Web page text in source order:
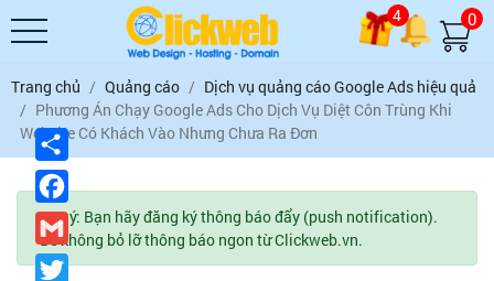
4 0
Trang chủ Quảng cáo
Dịch vụ quảng cáo Google Ads hiệu quả
Phương Án Chạy Google Ads Cho Dịch Vụ Diệt Côn Trùng Khi
Website Có Khách Vào Nhưng Chưa Ra Đơn
Lưu ý: Bạn hãy đăng ký thông báo đẩy (push notification).
Để không bỏ lỡ thông báo ngon từ Clickweb.vn.
Chia
sẻ
Gmail
Twitter